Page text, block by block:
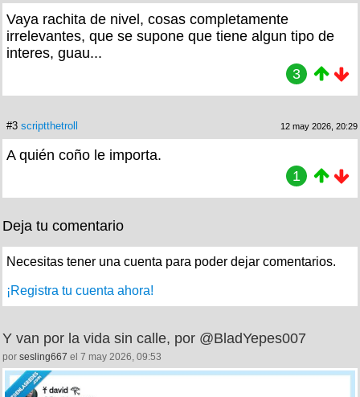
Vaya rachita de nivel, cosas completamente
irrelevantes, que se supone que tiene algun tipo de
interes, guau...
3
#3 scriptthetroll 12 may 2026, 20:29
A quién coño le importa.
1
Deja tu comentario
Necesitas tener una cuenta para poder dejar comentarios.
¡Registra tu cuenta ahora!
Y van por la vida sin calle, por @BladYepes007
por sesling667 el 7 may 2026, 09:53